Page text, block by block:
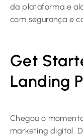
da plataforma e
com segurança e
Get
Landing
Chegou o
marketing digital.